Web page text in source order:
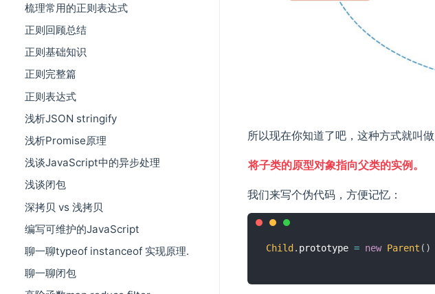
梳理常用的正则表达式
正则回顾总结
正则基础知识
正则完整篇
正则表达式
浅析JSON stringify
浅析Promise原理
浅谈JavaScript中的异步处理
浅谈闭包
深拷贝 vs 浅拷贝
编写可维护的JavaScript
聊一聊typeof instanceof 实现原理.
聊一聊闭包
所以现在你知道了吧，这种方式就叫做
将子类的原型对象指向父类的实例。
我们来写个伪代码，方便记忆：
Child . prototype = new Parent ( )